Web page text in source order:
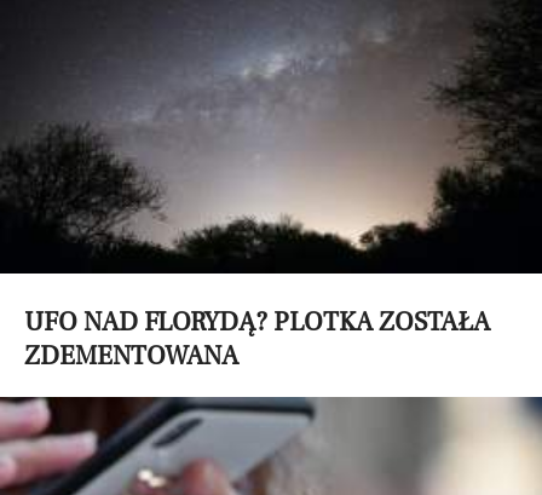
UFO NAD FLORYDĄ? PLOTKA ZOSTAŁA
ZDEMENTOWANA